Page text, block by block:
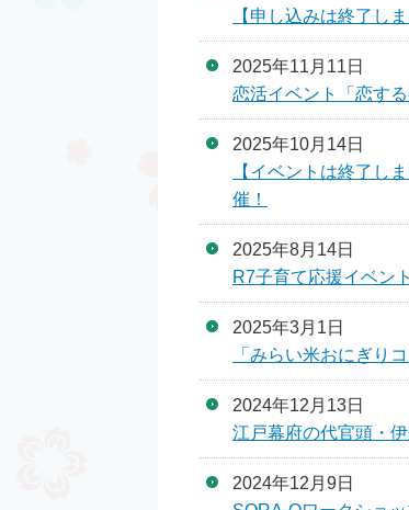
【申し込みは終了し
2025年11月11日
恋活イベント「恋す
2025年10月14日
【イベントは終了
催！
2025年8月14日
R7子育て応援イベン
2025年3月1日
「みらい米おにぎり
2024年12月13日
江戸幕府の代官頭・
2024年12月9日